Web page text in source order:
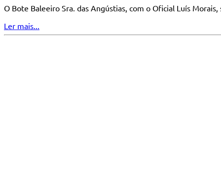
O Bote Baleeiro Sra. das Angústias, com o Oficial Luís
Ler mais...